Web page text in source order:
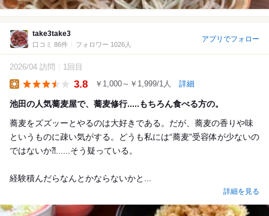
take3take3
口コミ 86件 フォロワー 1026人
アプリでフォロー
2026/04 訪問 1回目
3.8 ￥1,000～￥1,999/1人 詳細
池田の人気蕎麦屋で、蕎麦修行.....もちろん食べる方の。
蕎麦をズズッーとやるのは大好きである。だが、蕎麦の香りや味
というものに疎い気がする。どうも私には“蕎麦”受容体が少ないの
ではないか⁈......そう疑っている。
経験積んだらなんとかならないかと...
詳細を見る